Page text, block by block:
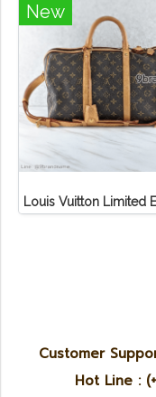
New
Customer
Hot Line :